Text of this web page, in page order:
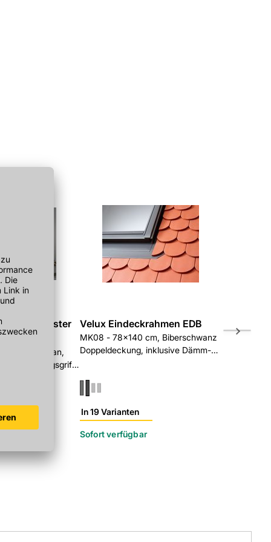
Fenster
Polyurethan,
Öffnungsgriff
Velux Eindeckrahmen EDB
MK08 - 78x140 cm, Biberschwanz
Doppeldeckung, inklusive Dämm-
In 19 Varianten
Sofort verfügbar
SK08 -